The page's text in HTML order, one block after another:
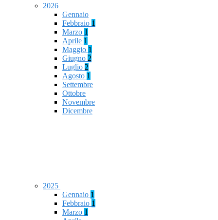
2026
Gennaio
Febbraio 1
Marzo 1
Aprile 1
Maggio 1
Giugno 2
Luglio 2
Agosto 1
Settembre
Ottobre
Novembre
Dicembre
2025
Gennaio 1
Febbraio 1
Marzo 1